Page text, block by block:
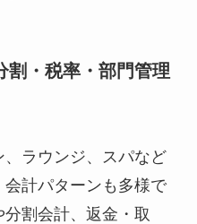
割・税率・部門管理
ラウンジ、スパなど
計パターンも多様で
割会計、返金・取